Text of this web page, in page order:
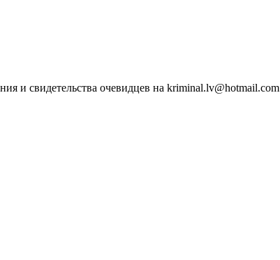
и свидетельства очевидцев на kriminal.lv@hotmail.com